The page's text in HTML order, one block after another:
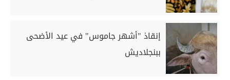
إنقاذ "أشهر جاموس" في عيد الأضحى
ببنجلاديش